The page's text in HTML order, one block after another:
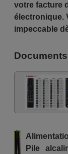
votre facture
électronique.
impeccable
Documents
Pile